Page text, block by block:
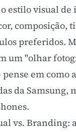
estilo visual de
composição,
preferidos.
um "olhar
em como
da Samsung,
vs. Branding: